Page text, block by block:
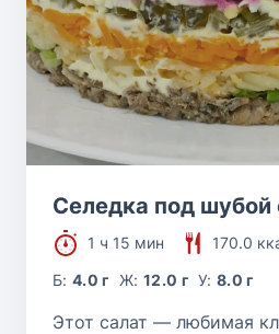
Селедка под
1 ч 15 мин
170.0
Б:4.0 г Ж: 12.0 г У:8.0 г
Этот салат — любимая